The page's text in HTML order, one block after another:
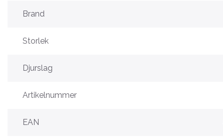
Brand
Storlek
Djurslag
Artikelnummer
EAN